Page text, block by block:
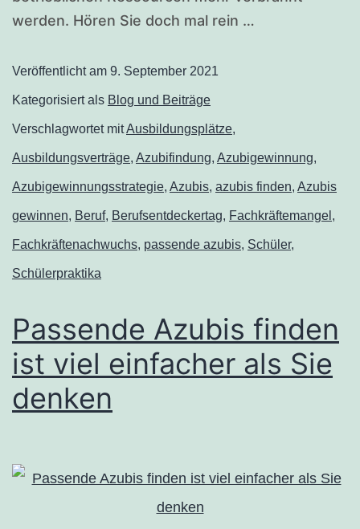
werden. Hören Sie doch mal rein …
Veröffentlicht am 9. September 2021
Kategorisiert als Blog und Beiträge
Verschlagwortet mitAusbildungsplätze,
Ausbildungsverträge, Azubifindung, Azubigewinnung,
Azubigewinnungsstrategie, Azubis, azubis finden, Azubis
gewinnen, Beruf, Berufsentdeckertag, Fachkräftemangel ,
Fachkräftenachwuchs, passende azubis, Schüler,
Schülerpraktika
Passende Azubis finden
ist viel einfacher als Sie
denken